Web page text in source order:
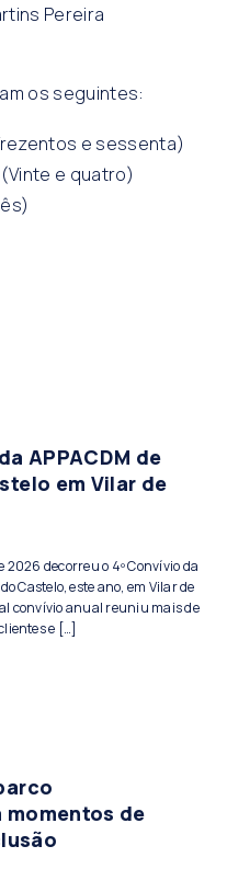
Pereira
os seguintes:
e sessenta)
(Vinte e quatro)
APPACDM de
em Vilar de
2026 decorreu o 4º Convívio da
Castelo, este ano, em Vilar de
convívio anual reuniu mais de
e […]
de